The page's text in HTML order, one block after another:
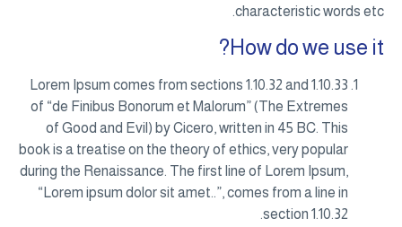
characteristic words etc.
How do we use it?
Lorem Ipsum comes from sections 1.10.32 and 1.10.33
of “de Finibus Bonorum et Malorum” (The Extremes
of Good and Evil) by Cicero, written in 45 BC. This
book is a treatise on the theory of ethics, very popular
during the Renaissance. The first line of Lorem Ipsum,
“Lorem ipsum dolor sit amet..”, comes from a line in
section 1.10.32.